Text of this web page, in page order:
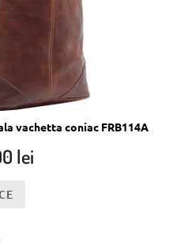
vachetta coniac FRB114A
lei